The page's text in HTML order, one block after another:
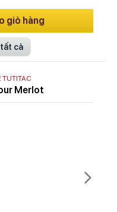
giỏ hàng
cả
TUTITAC
Merlot